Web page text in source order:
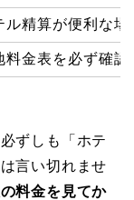
ル精算が便利な場
料金表を必ず確認
ずしも「ホテ
言い切れませ
料金を見てか